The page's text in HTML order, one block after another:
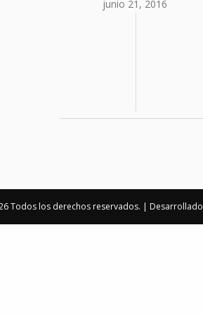
junio 21, 2016
Todos los derechos reservados. |